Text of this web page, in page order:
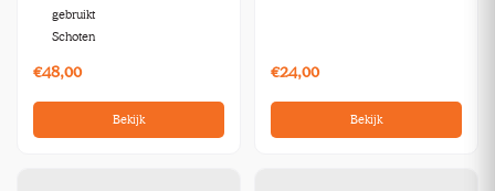
gebruikt
Schoten
€48,00
Bekijk
€24,00
Bekijk